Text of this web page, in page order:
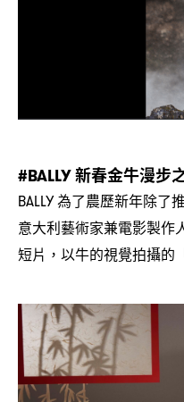
#BALLY新春金牛漫步
BALLY為了農歷新年除了
意大利藝術家兼電影製作
短片 ， 以牛的視覺拍攝的